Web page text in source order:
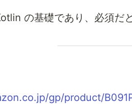
の基礎であり、必須だ
gp/product/